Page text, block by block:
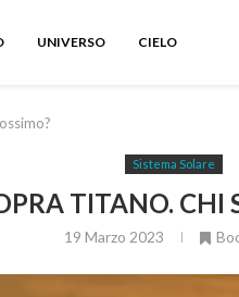
UNIVERSO CIELO
Sistema Solare
TITANO. CHI
19 Marzo 2023